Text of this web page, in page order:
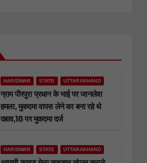
HARIDWAR STATE UTTARAKHAND
ग्राम पीरपुरा प्रधान के भाई पर जानलेवा
हमला, मुकदमा वापस लेने का बना रहे थे
दबाव,18 पर मुकदमा दर्ज
HARIDWAR STATE UTTARAKHAND